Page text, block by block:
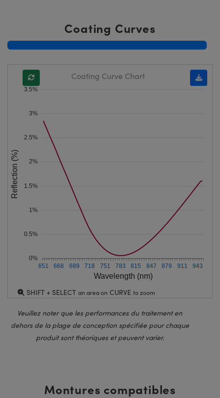
Coating Curves
Wavelength (nm)
651 668 689 718 751 783 815 847 879 911 943
0%
0.5%
1%
1.5%
2%
2.5%
3%
3.5%
Reflection (%)
Coating Curve Chart
SHIFT + SELECT an area on CURVE to zoom
Veuillez noter que les performances du traitement en
dehors de la plage de conception spécifiée pour chaque
produit sont théoriques et peuvent varier.
Montures compatibles